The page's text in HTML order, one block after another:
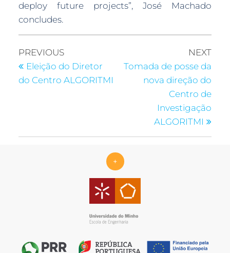
deploy future projects”, José Machado
concludes.
PREVIOUS
Eleição do Diretor
do Centro ALGORITMI
NEXT
Tomada de posse da
nova direção do
Centro de
Investigação
ALGORITMI
+